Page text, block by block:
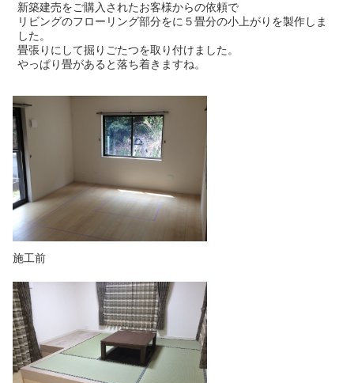
新築建売をご購入されたお客様からの依頼で
リビングのフローリング部分をに５畳分の小上がりを製作しま
した。
畳張りにして掘りごたつを取り付けました。
やっぱり畳があると落ち着きますね。
施工前